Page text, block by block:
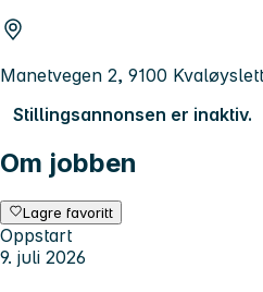
Manetvegen 2, 9100
Stillingsannonsen er inaktiv.
Om jobben
Lagre favoritt
Oppstart
9. juli 2026